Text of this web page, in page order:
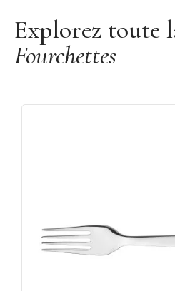
Explorez toute
Fourchettes